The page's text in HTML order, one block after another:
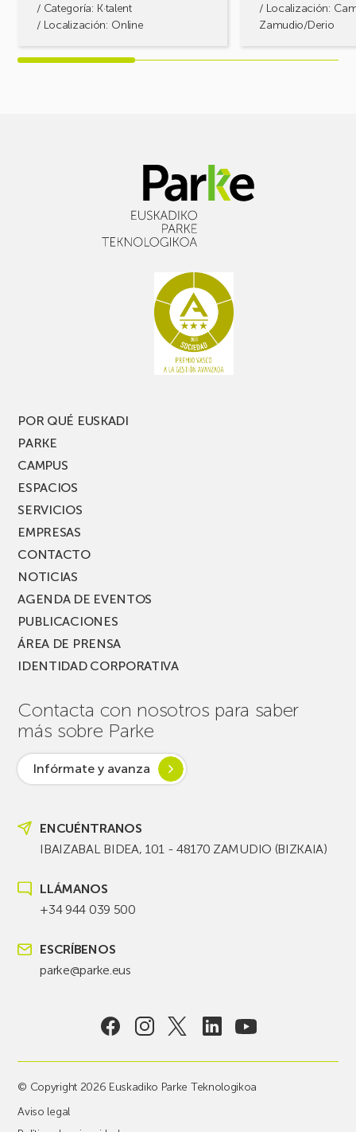
/ Categoría: K·talent
/ Localización: Online
/ Localización:
Zamudio/Derio
POR QUÉ EUSKADI
PARKE
CAMPUS
ESPACIOS
SERVICIOS
EMPRESAS
CONTACTO
NOTICIAS
AGENDA DE EVENTOS
PUBLICACIONES
ÁREA DE PRENSA
IDENTIDAD CORPORATIVA
Contacta con nosotros para saber
más sobre Parke
Infórmate y avanza
ENCUÉNTRANOS
IBAIZABAL BIDEA, 101 - 48170 ZAMUDIO (BIZKAIA)
LLÁMANOS
+34 944 039 500
ESCRÍBENOS
parke@parke.eus
© Copyright 2026 Euskadiko Parke Teknologikoa
Aviso legal